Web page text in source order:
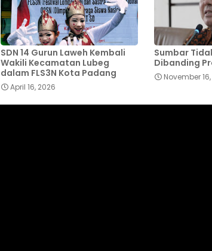
SDN 14 Gurun Laweh Kembali
Wakili Kecamatan Lubeg
dalam FLS3N Kota Padang
April 16, 2026
Sumbar
Dibanding
November